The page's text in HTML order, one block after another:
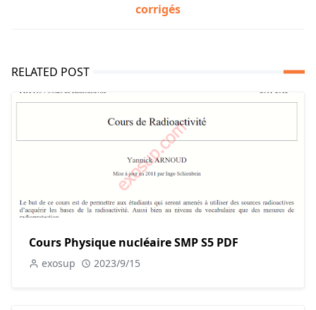
corrigés
RELATED POST
Cours Physique nucléaire SMP S5 PDF
exosup 2023/9/15